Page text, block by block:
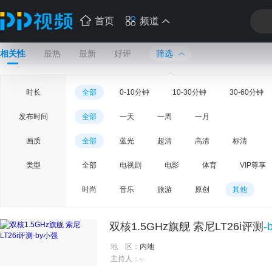
首页 频道
相关性 最热 最新 好评 筛选
时长 全部 0-10分钟 10-30分钟 30-60分钟
发布时间 全部 一天 一周 一月
画质 全部 蓝光 超清 高清 标清
类型 全部 电视剧 电影 体育 VIP尊享
时尚 音乐 旅游 原创 其他
双核1.5GHz旗舰 索尼LT26i评测 -
地 区： 内地
主持人： -